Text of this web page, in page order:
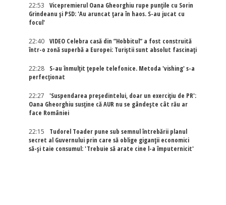
22:53
Vicepremierul Oana Gheorghiu rupe punțile cu Sorin
Grindeanu și PSD: 'Au aruncat țara în haos. S-au jucat cu
focul'
22:40
VIDEO Celebra casă din ”Hobbitul” a fost construită
într-o zonă superbă a Europei: Turiștii sunt absolut fascinați
22:28
S-au înmulțit țepele telefonice. Metoda 'vishing' s-a
perfecționat
22:27
'Suspendarea președintelui, doar un exercițiu de PR':
Oana Gheorghiu susține că AUR nu se gândește cât rău ar
face României
22:15
Tudorel Toader pune sub semnul întrebării planul
secret al Guvernului prin care să oblige giganții economici
să-și taie consumul: 'Trebuie să arate cine l-a împuternicit'